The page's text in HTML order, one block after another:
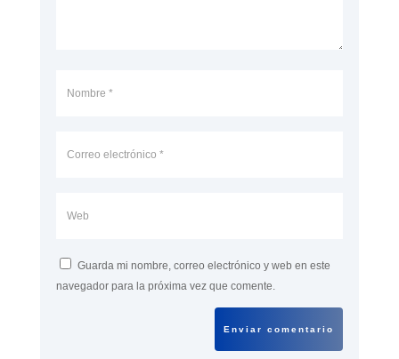
Guarda mi nombre, correo electrónico y web en este
navegador para la próxima vez que comente.
Enviar comentario